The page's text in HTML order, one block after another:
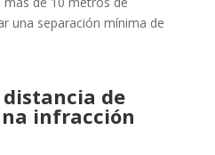
una separación mínima de
de
infracción